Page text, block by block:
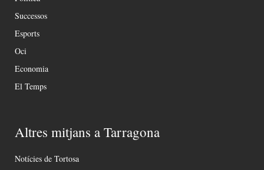
Successos
Esports
Oci
Economia
El Temps
Altres mitjans a Tarragona
Notícies de Tortosa